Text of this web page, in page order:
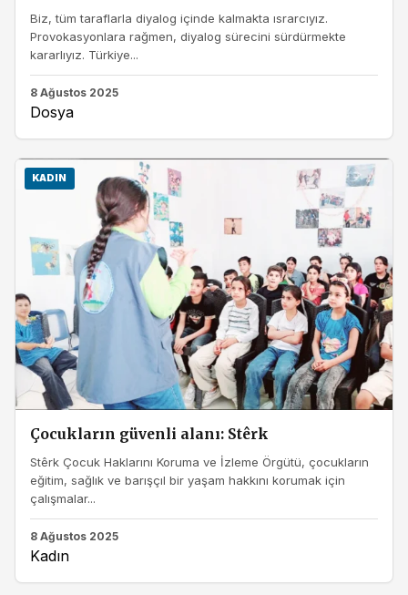
Biz, tüm taraflarla diyalog içinde kalmakta ısrarcıyız.
Provokasyonlara rağmen, diyalog sürecini sürdürmekte
kararlıyız. Türkiye...
8 Ağustos 2025
Dosya
KADIN
Çocukların güvenli alanı: Stêrk
Stêrk Çocuk Haklarını Koruma ve İzleme Örgütü, çocukların
eğitim, sağlık ve barışçıl bir yaşam hakkını korumak için
çalışmalar...
8 Ağustos 2025
Kadın